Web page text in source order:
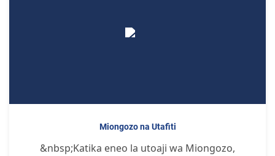
Miongozo na Utafiti
&nbsp;Katika eneo la utoaji wa Miongozo,